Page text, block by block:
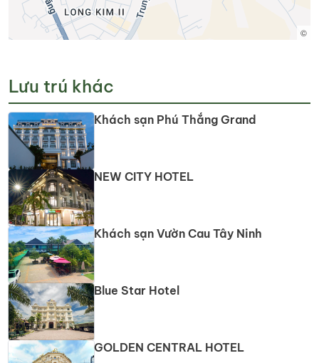
©
Lưu trú khác
Khách sạn Phú Thắng Grand
NEW CITY HOTEL
Khách sạn Vườn Cau Tây Ninh
Blue Star Hotel
GOLDEN CENTRAL HOTEL